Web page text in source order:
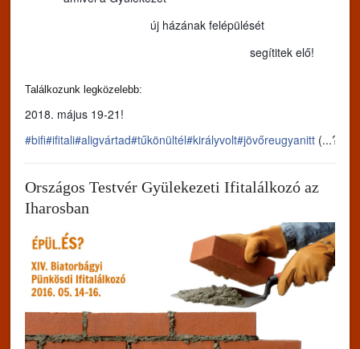
új házának felépülését
segítitek elő!
Találkozunk legközelebb:
2018. május 19-21!
#bifi#ifitali#aligvártad#tűkönültél#királyvolt#jövőreugyanitt (...?)
Országos Testvér Gyülekezeti Ifitalálkozó az
Iharosban